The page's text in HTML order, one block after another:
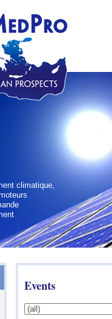
climatique,
sur les
Events